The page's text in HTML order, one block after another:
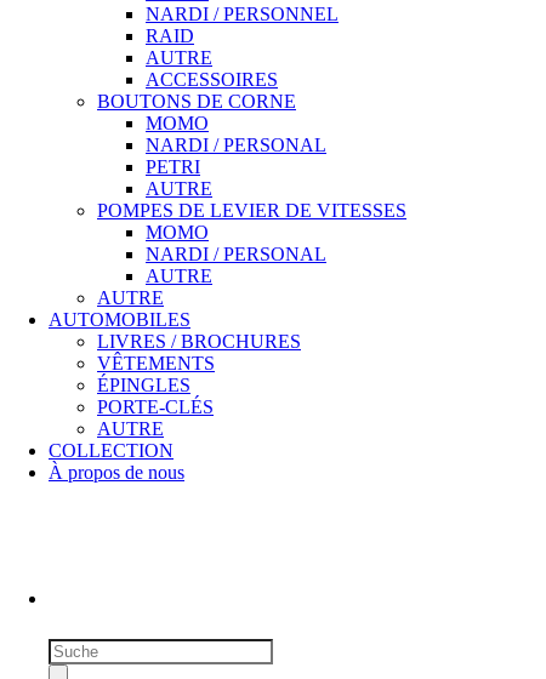
NARDI / PERSONNEL
RAID
AUTRE
ACCESSOIRES
BOUTONS DE CORNE
MOMO
NARDI / PERSONAL
PETRI
AUTRE
POMPES DE LEVIER DE VITESSES
MOMO
NARDI / PERSONAL
AUTRE
AUTRE
AUTOMOBILES
LIVRES / BROCHURES
VÊTEMENTS
ÉPINGLES
PORTE-CLÉS
AUTRE
COLLECTION
À propos de nous
Recherche
de